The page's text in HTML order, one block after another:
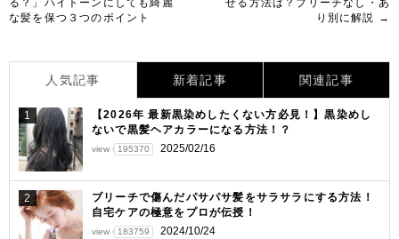
稿
ー
シ
ョ
ン
る？」ハイトーンにしても綺麗
な髪を保つ３つのポイント
せる方法は？ブリーチなし・あ
り別に解説 →
人気記事 新着記事 関連記事
1
【2026年 最新黒染めしたくない方必見！】黒染めし
ないで黒髪ヘアカラーになる方法！？
view 195370 2025/02/16
2
ブリーチで傷んだパサパサ髪をサラサラにする方法！
自宅ケアの極意をプロが伝授！
view 183759 2024/10/24